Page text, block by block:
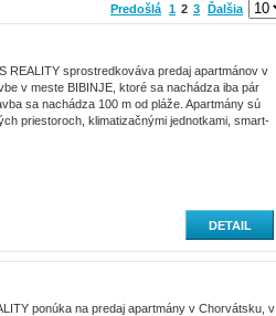
Predošlá 1 2 3 Ďalšia
REALITY sprostredkováva predaj apartmánov v
v meste BIBINJE, ktoré sa nachádza iba pár
sa nachádza 100 m od pláže. Apartmány sú
priestoroch, klimatizačnými jednotkami, smart-
DETAIL
ponúka na predaj apartmány v Chorvátsku, v